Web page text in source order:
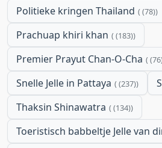
Politieke kringen Thailand (78)
Prachuap khiri khan (183)
Premier Prayut Chan-O-Cha
Snelle Jelle in Pattaya (237)
Thaksin Shinawatra (134)
Toeristisch babbeltje Jelle van